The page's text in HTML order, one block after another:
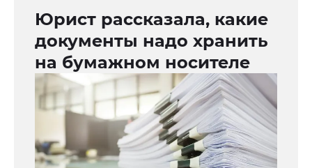
Юрист рассказала, какие
документы надо хранить
на бумажном носителе